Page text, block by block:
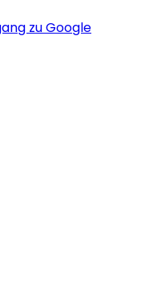
zu Google